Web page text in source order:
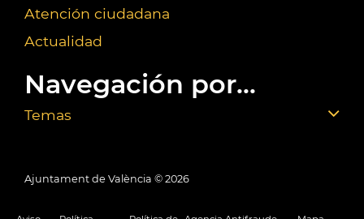
Atención ciudadana
Actualidad
Navegación por...
Temas
Ajuntament de València © 2026